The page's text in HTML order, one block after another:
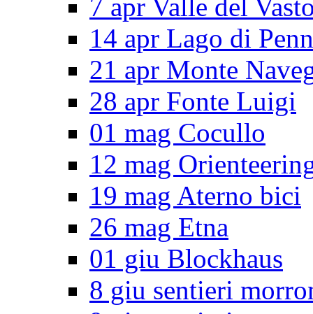
7 apr Valle del
14 apr Lago di
21 apr Monte
28 apr Fonte Luigi
01 mag Cocullo
12 mag
19 mag Aterno bici
26 mag Etna
01 giu Blockhaus
8 giu sentieri